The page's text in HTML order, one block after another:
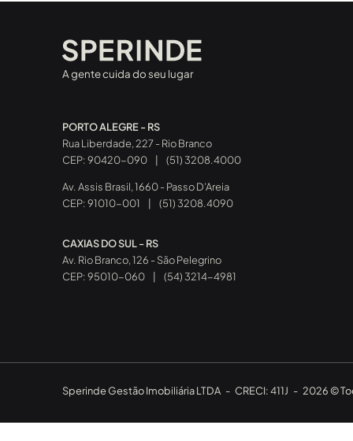
A gente cuida do seu lugar
PORTO ALEGRE - RS
Rua Liberdade, 227 - Rio Branco
CEP: 90420-090
(51) 3208.4000
Av. Assis Brasil, 1660 - Passo D’Areia
CEP: 91010-001
| (51) 3208.4090
CAXIAS DO SUL - RS
Av. Rio Branco, 126 - São Pelegrino
CEP: 95010-060
(54) 3214-4981
Sperinde Gestão Imobiliária LTDA - CRECI: 411J - 2026 ©